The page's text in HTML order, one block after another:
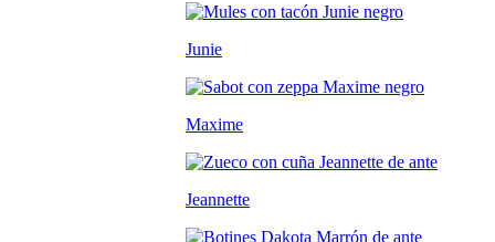
Junie
Maxime
Jeannette